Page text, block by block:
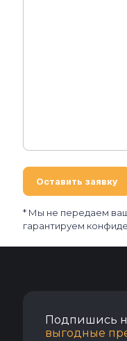
* Мы не передаем
гарантируем
Подпишись
выгодные